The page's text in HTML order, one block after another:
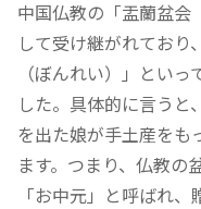
中国仏教の「盂蘭盆会
して受け継がれてお
（ぼんれい）」とい
した。具体的に言う
を出た娘が手土産をも
ます。つまり、仏教の
「お中元」と呼ばれ、